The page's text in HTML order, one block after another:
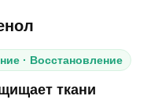
· Восстановление
ткани